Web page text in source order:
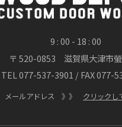
くはこちら
20
刻んだ時間、職人が刻む
ア「ヘビーヴィンテージフ
9 : 00 - 18 : 00
〒 520-0853 滋賀県大津市
TEL 077-537-3901 / FAX 077-
メールアドレス 》》 クリックし